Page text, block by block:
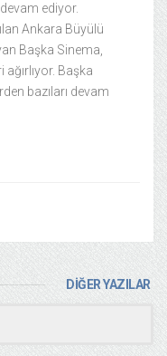
ediyor.
Ankara Büyülü
Başka Sinema,
Başka
bazıları devam
DİĞER YAZILAR